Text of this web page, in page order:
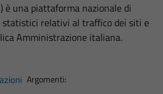
è una piattaforma nazionale di
statistici relativi al traffico dei siti e
Amministrazione italiana.
Argomenti: